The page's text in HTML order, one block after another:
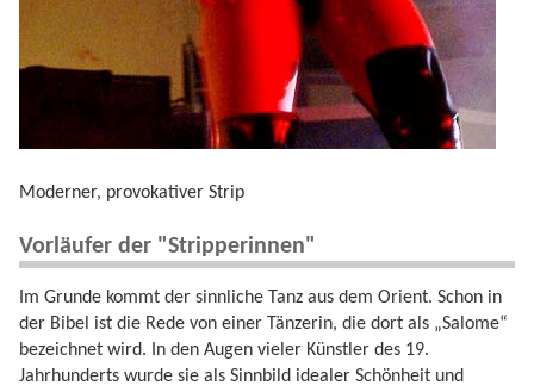
Moderner, provokativer Strip
Vorläufer der "Stripperinnen"
Im Grunde kommt der sinnliche Tanz aus dem Orient. Schon in
der Bibel ist die Rede von einer Tänzerin, die dort als „Salome“
bezeichnet wird. In den Augen vieler Künstler des 19.
Jahrhunderts wurde sie als Sinnbild idealer Schönheit und